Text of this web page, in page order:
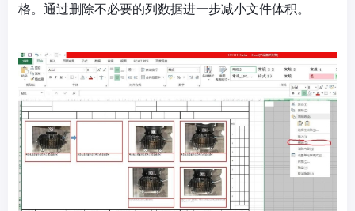
格。通过删除不必要的列数据进一步减小文件体积。